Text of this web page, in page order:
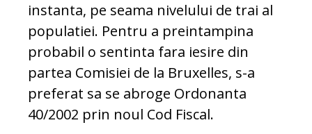
instanta, pe seama nivelului de trai al
populatiei. Pentru a preintampina
probabil o sentinta fara iesire din
partea Comisiei de la Bruxelles, s-a
preferat sa se abroge Ordonanta
40/2002 prin noul Cod Fiscal.